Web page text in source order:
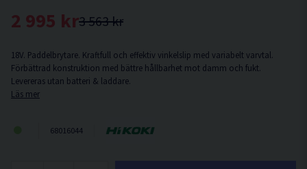
3 563 kr
2 995 kr
18V. Paddelbrytare. Kraftfull och effektiv vinkelslip med variabelt varvtal.
Förbättrad konstruktion med bättre hållbarhet mot damm och fukt.
Levereras utan batteri & laddare.
Läs mer
68016044